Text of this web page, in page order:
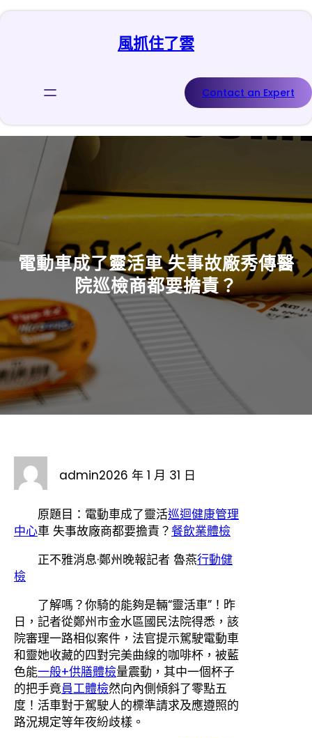
跳
風抓住了雲
Contact an Expert
電動車成了靈活車 失事故廠秀傳醫
院巡檢商都要擔責？
admin2026 年 1 月 31 日
原題目：電動車成了靈活巡迴健康管理
中心車 失事故廠商都要擔責？ 餐飲業體檢
正不雅消息·鄭州晚報記者 魯燕行動健
檢
了解嗎？你騎的能夠是輛“靈活車”！昨
日，記者從鄭州市金水區國民法院得悉，該
院審理一路相似案件，法官提示駕駛電動車
和靈她收藏的四對完美曲線的咖啡杯，被藍
色能一般+供膳體檢量震動，其中一個杯子
的把手竟員工體檢然向內側傾斜了零點五
度！活車對于駕駛人的標準請求及應遵照的
路況規定等年夜紛歧樣。